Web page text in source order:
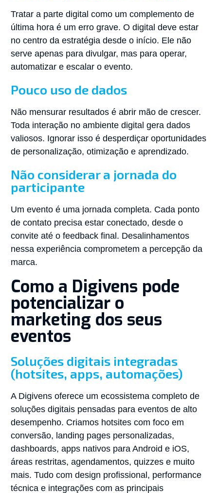
Tratar a parte digital como um complemento de
última hora é um erro grave. O digital deve estar
no centro da estratégia desde o início. Ele não
serve apenas para divulgar, mas para operar,
automatizar e escalar o evento.
Pouco uso de dados
Não mensurar resultados é abrir mão de crescer.
Toda interação no ambiente digital gera dados
valiosos. Ignorar isso é desperdiçar oportunidades
de personalização, otimização e aprendizado.
Não considerar a jornada do
participante
Um evento é uma jornada completa. Cada ponto
de contato precisa estar conectado, desde o
convite até o feedback final. Desalinhamentos
nessa experiência comprometem a percepção da
marca.
Como a Digivens pode
potencializar o
marketing dos seus
eventos
Soluções digitais integradas
(hotsites, apps, automações)
A Digivens oferece um ecossistema completo de
soluções digitais pensadas para eventos de alto
desempenho. Criamos hotsites com foco em
conversão, landing pages personalizadas,
dashboards, apps nativos para Android e iOS,
áreas restritas, agendamentos, quizzes e muito
mais. Tudo com design profissional, performance
técnica e integrações com as principais